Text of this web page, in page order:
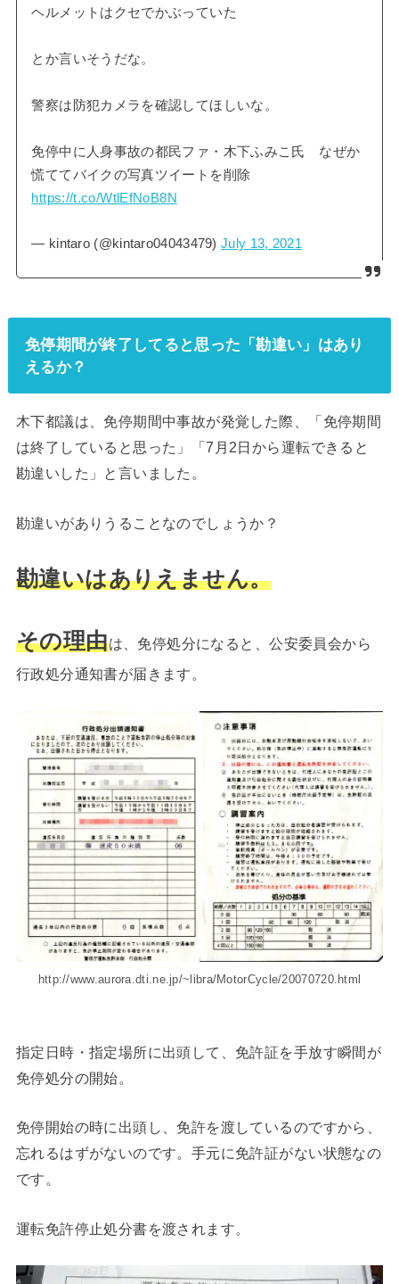
ヘルメットはクセでかぶっていた
とか言いそうだな。
警察は防犯カメラを確認してほしいな。
免停中に人身事故の都民ファ・木下ふみこ氏 なぜか
慌ててバイクの写真ツイートを削除
https://t.co/WtlEfNoB8N
— kintaro (@kintaro04043479)July 13, 2021
免停期間が終了してると思った「勘違い」はあり
えるか？
木下都議は、免停期間中事故が発覚した際、「免停期間
は終了していると思った」「7月2日から運転できると
勘違いした」と言いました。
勘違いがありうることなのでしょうか？
勘違いはありえません。
その理由は、免停処分になると、公安委員会から
行政処分通知書が届きます。
http://www.aurora.dti.ne.jp/~libra/MotorCycle/20070720.html
指定日時・指定場所に出頭して、免許証を手放す瞬間が
免停処分の開始。
免停開始の時に出頭し、免許を渡しているのですから、
忘れるはずがないのです。手元に免許証がない状態なの
です。
運転免許停止処分書を渡されます。